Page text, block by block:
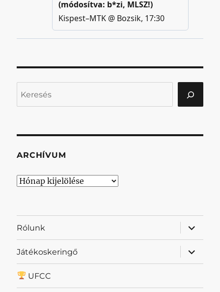
ARCHÍVUM
Archívum
Rólunk
almenü
Játékoskeringő
almenü
UFCC